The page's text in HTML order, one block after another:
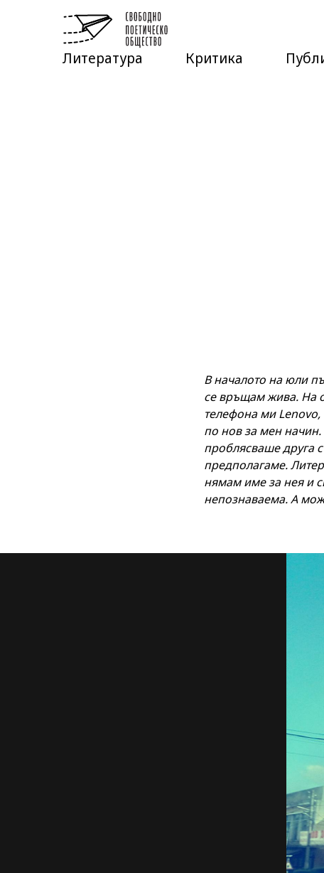
Литература Критика
В началото на юли
се връщам жива. На
телефона ми
по нов за мен начин.
проблясваше друга
предполагаме.
нямам име за нея и
непознаваема. А